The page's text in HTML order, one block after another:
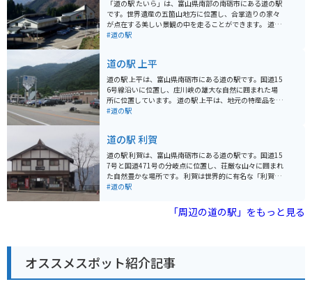
「道の駅 たいら」は、富山県南部の南砺市にある道の駅
です。世界遺産の五箇山地方に位置し、合掌造りの家々
が点在する美しい景観の中を走ることができます。 道の
駅には、地元の特産品を販売するショップやレストラン
は、五箇山の歴史や文化に触れることができます。 バイ
クで訪れる場合、道の駅には広い駐車場が完備されてい
るので安心です。周辺には、荘厳な山々を望む絶景ルー
トや、歴史を感じさせる峠道など、ツーリングに最適な
コースが数多くあります。特に、国道156号線は、険し
です。 五箇山地方は、日本の原風景が残る美しい場所で
す。道の駅 たいらを拠点に、自然と文化に触れる旅を楽
しんでください。
#道の駅
道の駅 上平
道の駅 上平は、富山県南砺市にある道の駅です。国道15
6号線沿いに位置し、庄川峡の雄大な自然に囲まれた場
所に位置しています。 道の駅 上平は、地元の特産品を販
売するショップやレストラン、そして温泉施設がありま
トランでは、地元の食材を使った郷土料理や、富山名物
の「ますのすし」などを楽しむことができます。 また、
道の駅 上平には、日帰り入浴が楽しめる温泉施設「庄川
峡温泉 ゆ～ランド しらお」が併設されています。温泉
は、神経痛や筋肉痛などに効能があると言われている
とした駐車場が完備されています。ツーリングの休憩場
な自然と文化に触れられる場所です。ぜひ一度訪れてみ
てください。
#道の駅
道の駅 利賀
道の駅 利賀は、富山県南砺市にある道の駅です。国道15
7号と国道471号の分岐点に位置し、荘厳な山々に囲まれ
た自然豊かな場所です。 利賀は世界的に有名な「利賀演
劇フェスティバル」の開催地であり、毎年多くの演劇フ
報コーナーや、過去の公演の様子を収めた写真などが展
く、カーブも多いので注意が必要です。しかし、その
分、雄大な景色を楽しむことができます。特に紅葉の季
節は絶景です。ツーリングの休憩場所として、ぜひ立ち
#道の駅
「周辺の道の駅」をもっと見る
オススメスポット紹介記事